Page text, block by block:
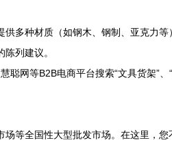
供多种材质（如钢木、钢制、亚克力
列建议。
聪网等B2B电商平台搜索“文具货架”
场等全国性大型批发市场。在这里，